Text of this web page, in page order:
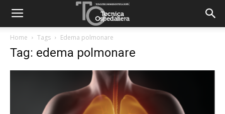
Home Tags Edema polmonare
Tag: edema polmonare